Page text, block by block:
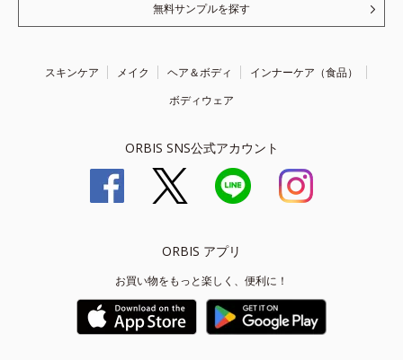
無料サンプルを探す
スキンケア メイク ヘア＆ボディ
インナーケア（食品）
ボディウェア
ORBIS SNS公式アカウント
ORBIS アプリ
お買い物をもっと楽しく、便利に！